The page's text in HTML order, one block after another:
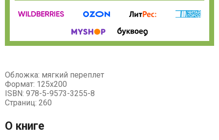
Обложка: мягкий переплет
Формат: 125х200
ISBN: 978-5-9573-3255-8
Страниц: 260
О книге